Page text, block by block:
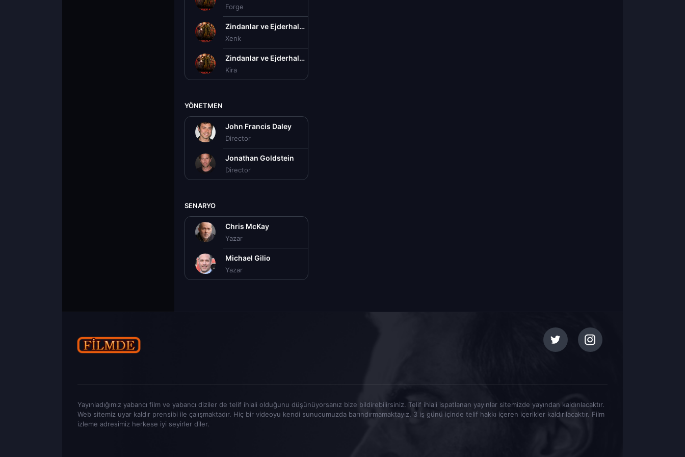
Forge
Zindanlar ve Ejderhalar: Hırsızlar Arasında Onur Türkçe Dublaj izle (2023)
Xenk
Zindanlar ve Ejderhalar: Hırsızlar Arasında Onur Türkçe Dublaj izle (2023)
Kira
YÖNETMEN
John Francis Daley
Director
Jonathan Goldstein
Director
SENARYO
Chris McKay
Yazar
Michael Gilio
Yazar
Yayınladığımız yabancı film ve yabancı diziler de telif ihlali olduğunu düşünüyorsanız bize bildirebilirsiniz. Telif ihlali ispatlanan yayınlar sitemizde yayından kaldırılacaktır.
Web sitemiz uyar kaldır prensibi ile çalışmaktadır. Hiç bir videoyu kendi sunucumuzda barındırmamaktayız. 3 iş günü içinde telif hakkı içeren içerikler kaldırılacaktır. Film
izleme adresimiz herkese iyi seyirler diler.